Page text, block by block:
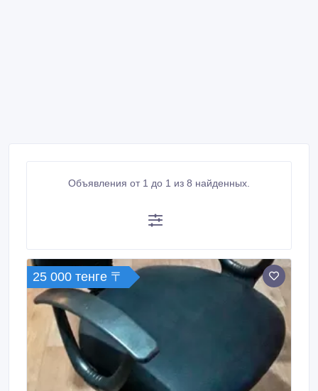
Объявления от 1 до 1 из 8 найденных.
25 000 тенге 〒